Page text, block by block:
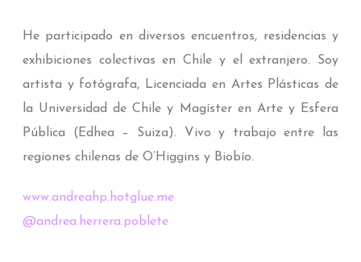
He participado en diversos encuentros, residencias y
exhibiciones colectivas en Chile y el extranjero. Soy
artista y fotógrafa, Licenciada en Artes Plásticas de
la Universidad de Chile y Magíster en Arte y Esfera
Pública (Edhea – Suiza). Vivo y trabajo entre las
regiones chilenas de O’Higgins y Biobío.
www.andreahp.hotglue.me
@andrea.herrera.poblete